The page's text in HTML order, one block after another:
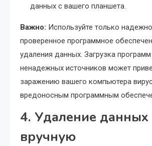
данных с вашего планшета.
Важно: Используйте только
проверенное программное
удаления данных. Загрузка программ
ненадежных источников может
заражению вашего компьютера
вредоносным программным
4. Удаление данных
вручную